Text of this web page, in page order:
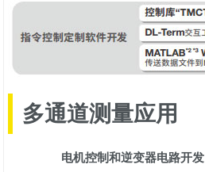
多通道测量应用
电机控制和逆变器电路开发